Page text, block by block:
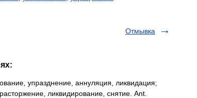
Отмывка
упразднение, аннуляция, ликвидация;
ликвидирование, снятие. Ant.